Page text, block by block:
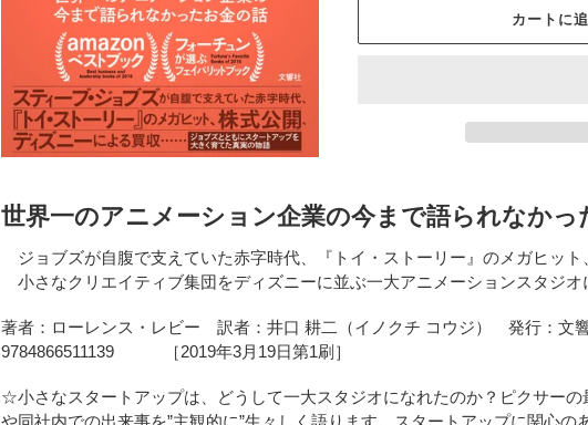
カートに
ー
ト
に
商
を
す
る
世界一のアニメーション企業の今まで語られなかっ
ジョブズが自腹で支えていた赤字時代、『トイ・ストーリー』のメガヒッ
小さなクリエイティブ集団をディズニーに並ぶ一大アニメーションスタジオ
著者：ローレンス・レビー 訳者： 井口 耕二（イノクチ コウジ） 発行：
9784866511139 ［2019年3月19日第1刷］
☆小さなスタートアップは、どうして一大スタジオになれたのか？ピクサー